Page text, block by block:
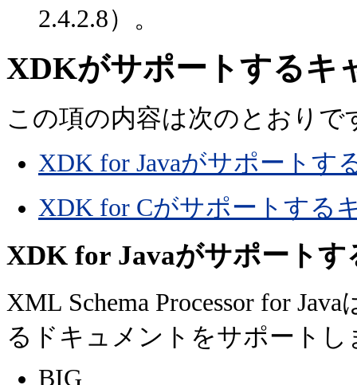
2.4.2.8）。
XDKがサポートするキ
この項の内容は次のとおりで
XDK for Javaがサポートす
XDK for Cがサポートする
XDK for Javaがサポート
XML Schema Processor for
るドキュメントをサポートし
BIG